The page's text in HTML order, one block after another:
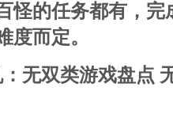
怪的任务都有，完
度而定。